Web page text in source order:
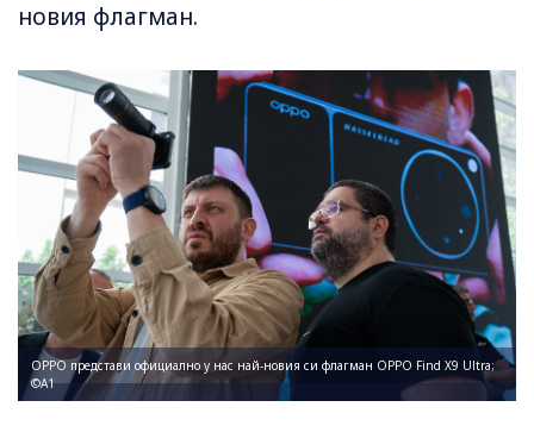
новия флагман.
OPPO представи официално у нас най-новия си флагман OPPO Find X9 Ultra;
©А1